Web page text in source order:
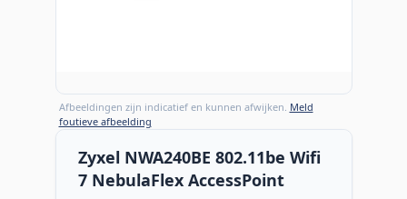
Afbeeldingen zijn indicatief en kunnen afwijken. Meld
foutieve afbeelding
Zyxel NWA240BE 802.11be Wifi
7 NebulaFlex AccessPoint